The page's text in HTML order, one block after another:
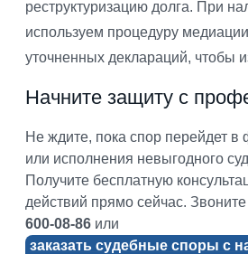
реструктуризацию долга. При
используем процедуру
уточненных деклараций, чтобы
Начните защиту с
Не ждите, пока спор перейдет в
или исполнения невыгодного
Получите бесплатную
действий прямо сейчас.
600-08-86 или
заказать судебные споры с